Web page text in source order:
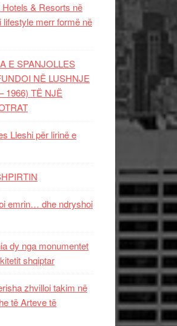
& Resorts në
lifestyle merr formë në
E SPANJOLLES
NË LUSHNJE
1966) TË NJË
Lleshi për lirinë e
emrin… dhe ndryshoi
dy nga monumentet
shqiptar
zhvilloi takim në
të Arteve të